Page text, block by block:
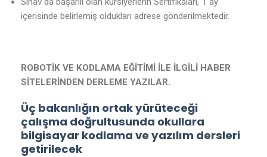
içerisinde belirlemiş oldukları adrese gönderilmektedir.
ROBOTİK VE KODLAMA EĞİTİMİ İLE İLGİLİ HABER
SİTELERİNDEN DERLEME YAZILAR.
Üç bakanlığın ortak yürüteceği
çalışma doğrultusunda okullara
bilgisayar kodlama ve yazılım dersleri
getirilecek